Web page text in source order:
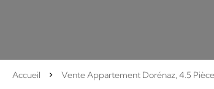
Accueil Vente Appartement Dorénaz, 4.5